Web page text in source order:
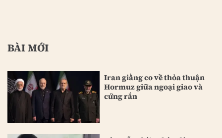
BÀI MỚI
Iran giằng co về thỏa thuận
Hormuz giữa ngoại giao và
cứng rắn